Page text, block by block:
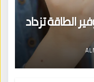
الطاقة تزداد